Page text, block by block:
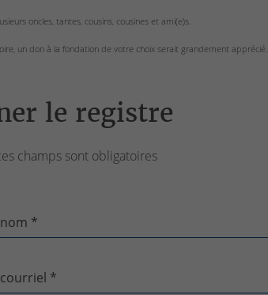
oncles, tantes, cousins, cousines et ami(e)s.
un don à la fondation de votre choix serait grandement apprécié.
le registre
champs sont obligatoires
*
*